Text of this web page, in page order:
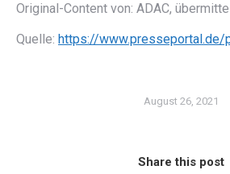
Original-Content von: ADAC,
Quelle: https://www.presseportal.de/
August 26, 2021
Share this post